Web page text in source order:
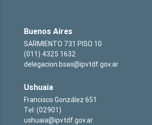
Buenos Aires
SARMIENTO 731 PISO 10
(011) 4325 1632
delegacion.bsas@ipvtdf.gov.ar
Ushuaia
Francisco González 651
Tel: (02901)
ushuaia@ipvtdf.gov.ar